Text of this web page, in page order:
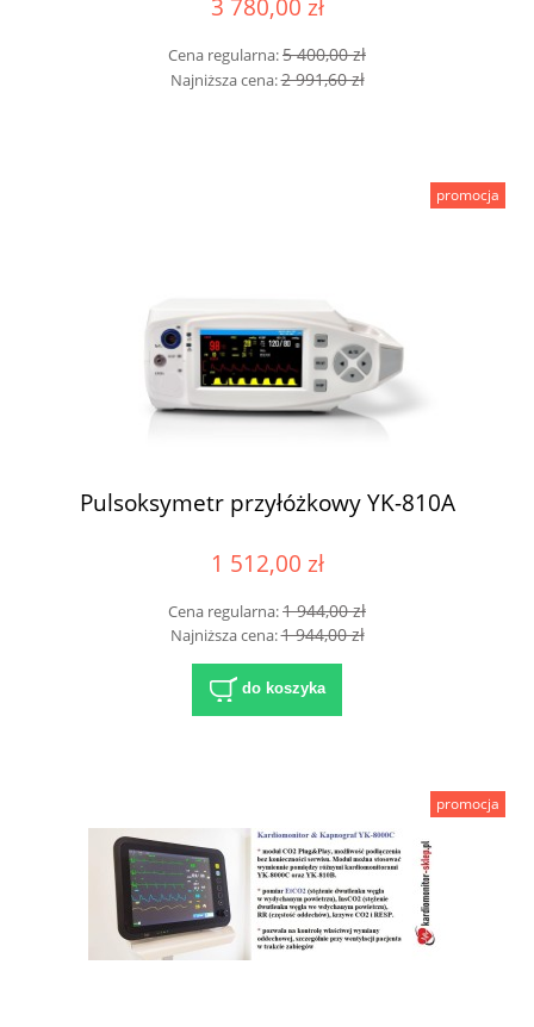
3 780,00 zł
Cena regularna:5 400,00 zł
Najniższa cena:2 991,60 zł
Pulsoksymetr przyłóżkowy YK-810A
1 512,00 zł
Cena regularna:1 944,00 zł
Najniższa cena:1 944,00 zł
do koszyka
promocja
promocja